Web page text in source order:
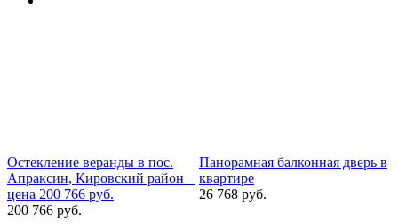
Остекление веранды в пос.
Апраксин, Кировский район –
цена 200 766 руб.
200 766 руб.
Панорамная балконная дверь в
квартире
26 768 руб.